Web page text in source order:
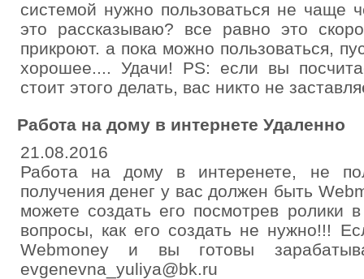
системой нужно пользоваться не чаще
это рассказываю? все равно это
прикроют. а пока можно пользоваться,
хорошее.... Удачи! PS: если вы
стоит этого делать, вас никто не
Работа на дому в интернете Удаленно
21.08.2016
Работа на дому в интеренете, не
получения денег у вас должен быть
можете создать его посмотрев ролики
вопросы, как его создать не нужно!!!
Webmoney и вы готовы
evgenevna_yuliya@bk.ru